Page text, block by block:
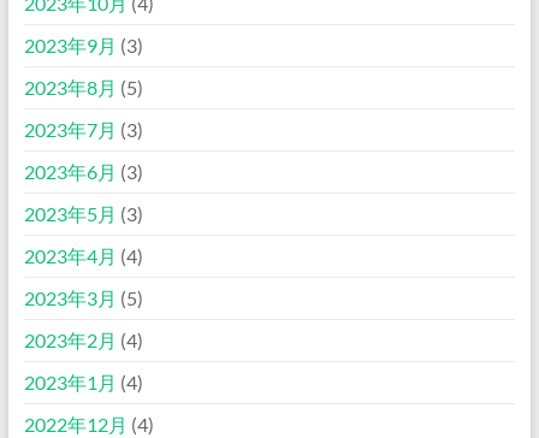
2023年9月 (3)
2023年8月 (5)
2023年7月 (3)
2023年6月 (3)
2023年5月 (3)
2023年4月 (4)
2023年3月 (5)
2023年2月 (4)
2023年1月 (4)
2022年12月 (4)